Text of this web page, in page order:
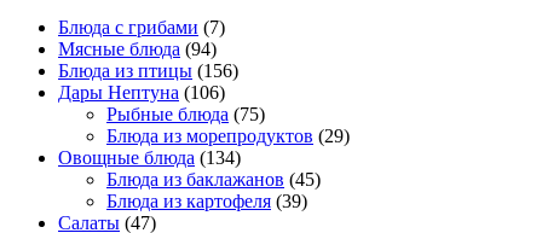
Блюда с грибами (7)
Мясные блюда (94)
Блюда из птицы (156)
Дары Нептуна (106)
Рыбные блюда (75)
Блюда из морепродуктов (29)
Овощные блюда (134)
Блюда из баклажанов (45)
Блюда из картофеля (39)
Салаты (47)